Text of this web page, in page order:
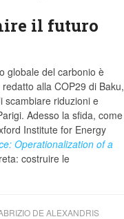
il futuro
globale del carbonio è
redatto alla COP29 di Baku,
scambiare riduzioni e
Adesso la sfida, come
Institute for Energy
Operationalization of a
costruire le
DE ALEXANDRIS